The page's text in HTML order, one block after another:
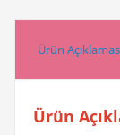
Ürün
Ürün